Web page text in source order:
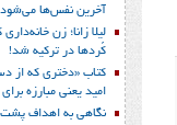
آخرین نفس‌ها
لیلا زانا؛ زن
کُردها در ترکیه شد!
کتاب «دختری که از
امید یعنی مبارزه
نگاهی به اهداف پشت